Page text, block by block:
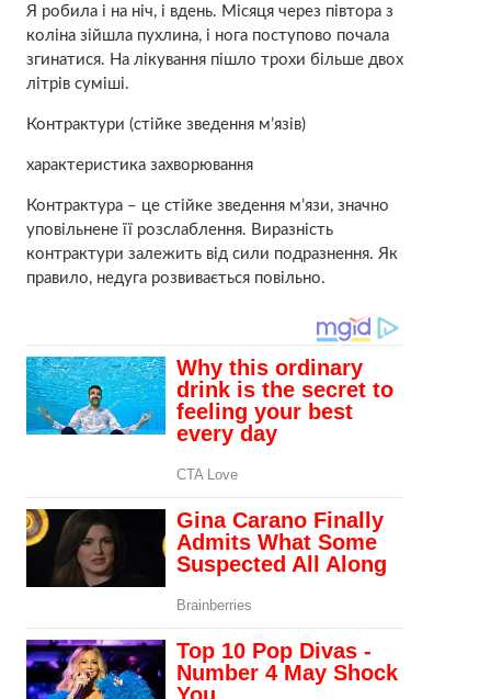
Я робила і на ніч, і вдень. Місяця через півтора з
коліна зійшла пухлина, і нога поступово почала
згинатися. На лікування пішло трохи більше двох
літрів суміші.
Контрактури (стійке зведення м’язів)
характеристика захворювання
Контрактура – це стійке зведення м’язи, значно
уповільнене її розслаблення. Виразність
контрактури залежить від сили подразнення. Як
правило, недуга розвивається повільно.